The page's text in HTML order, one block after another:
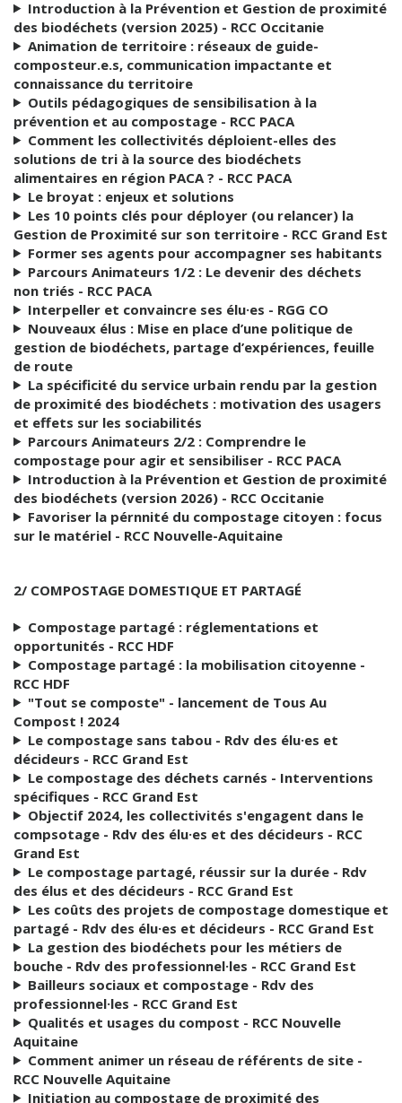
Introduction à la Prévention et Gestion de proximité
des biodéchets (version 2025) - RCC Occitanie
Animation de territoire : réseaux de guide-
composteur.e.s, communication impactante et
connaissance du territoire
Outils pédagogiques de sensibilisation à la
prévention et au compostage - RCC PACA
Comment les collectivités déploient-elles des
solutions de tri à la source des biodéchets
alimentaires en région PACA ? - RCC PACA
Le broyat : enjeux et solutions
Les 10 points clés pour déployer (ou relancer) la
Gestion de Proximité sur son territoire - RCC Grand Est
Former ses agents pour accompagner ses habitants
Parcours Animateurs 1/2 : Le devenir des déchets
non triés - RCC PACA
Interpeller et convaincre ses élu·es - RGG CO
Nouveaux élus : Mise en place d’une politique de
gestion de biodéchets, partage d’expériences, feuille
de route
La spécificité du service urbain rendu par la gestion
de proximité des biodéchets : motivation des usagers
et effets sur les sociabilités
Parcours Animateurs 2/2 : Comprendre le
compostage pour agir et sensibiliser - RCC PACA
Introduction à la Prévention et Gestion de proximité
des biodéchets (version 2026) - RCC Occitanie
Favoriser la pérnnité du compostage citoyen : focus
sur le matériel - RCC Nouvelle-Aquitaine
2/ COMPOSTAGE DOMESTIQUE ET PARTAGÉ
Compostage partagé : réglementations et
opportunités - RCC HDF
Compostage partagé : la mobilisation citoyenne -
RCC HDF
"Tout se composte" - lancement de Tous Au
Compost ! 2024
Le compostage sans tabou - Rdv des élu·es et
décideurs - RCC Grand Est
Le compostage des déchets carnés - Interventions
spécifiques - RCC Grand Est
Objectif 2024, les collectivités s'engagent dans le
compsotage - Rdv des élu·es et des décideurs - RCC
Grand Est
Le compostage partagé, réussir sur la durée - Rdv
des élus et des décideurs - RCC Grand Est
Les coûts des projets de compostage domestique et
partagé - Rdv des élu·es et décideurs - RCC Grand Est
La gestion des biodéchets pour les métiers de
bouche - Rdv des professionnel·les - RCC Grand Est
Bailleurs sociaux et compostage - Rdv des
professionnel·les - RCC Grand Est
Qualités et usages du compost - RCC Nouvelle
Aquitaine
Comment animer un réseau de référents de site -
RCC Nouvelle Aquitaine
Initiation au compostage de proximité des